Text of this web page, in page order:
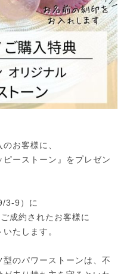
お客様に、
ーストーン』をプレゼン
3-9）に
成約されたお客様に
たします。
のパワーストーンは、不